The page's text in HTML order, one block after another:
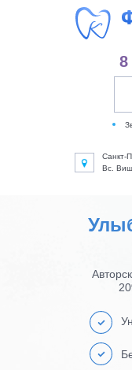
8
Санкт-
Вс.